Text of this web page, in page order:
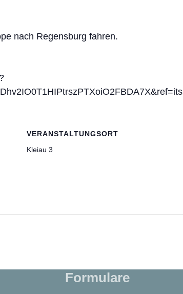
nach Regensburg fahren.
VERANSTALTUNGSORT
Kleiau 3
Formulare